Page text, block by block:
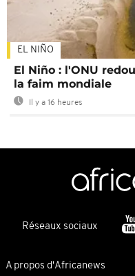
EL NIÑO
El Niño : l'ONU
la faim mondiale
Il y a 16 heures
Réseaux sociaux
A propos d'Africanews